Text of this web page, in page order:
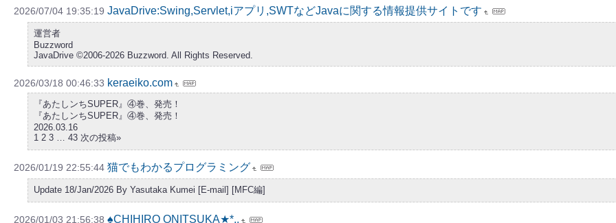
2026/07/04 19:35:19 JavaDrive:Swing,Servlet,iアプリ,SWTなどJavaに関する情報提供サイトです
運営者
Buzzword
JavaDrive ©2006-2026 Buzzword. All Rights Reserved.
2026/03/18 00:46:33 keraeiko.com
『あたしンちSUPER』④巻、発売！
『あたしンちSUPER』④巻、発売！
2026.03.16
1 2 3 … 43 次の投稿»
2026/01/19 22:55:44 猫でもわかるプログラミング
Update 18/Jan/2026 By Yasutaka Kumei [E-mail] [MFC編]
2026/01/03 21:56:38 ♠CHIHIRO ONITSUKA★*..